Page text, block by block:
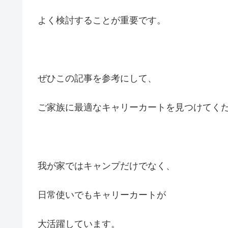
よく検討することが重要です。
ぜひこの記事を参考にして、
ご家族に最適なキャリーカートを見つけてく
我が家ではキャンプだけでなく、
日常使いでもキャリーカートが
大活躍しています。